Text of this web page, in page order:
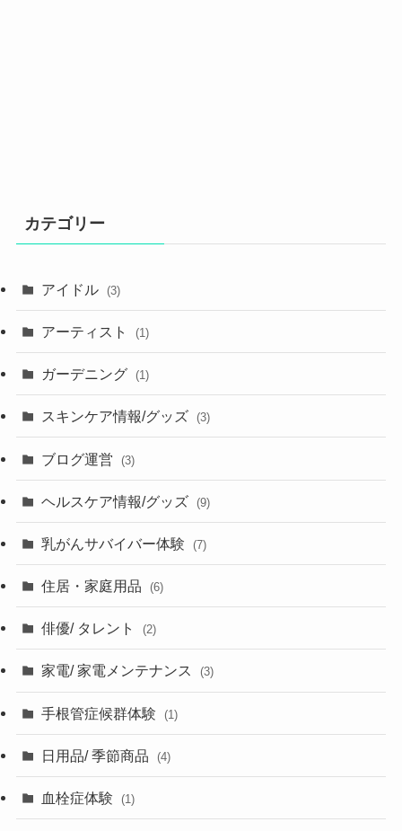
カテゴリー
アイドル (3)
アーティスト (1)
ガーデニング (1)
スキンケア情報/グッズ (3)
ブログ運営 (3)
ヘルスケア情報/グッズ (9)
乳がんサバイバー体験 (7)
住居・家庭用品 (6)
俳優/ タレント (2)
家電/ 家電メンテナンス (3)
手根管症候群体験 (1)
日用品/ 季節商品 (4)
血栓症体験 (1)